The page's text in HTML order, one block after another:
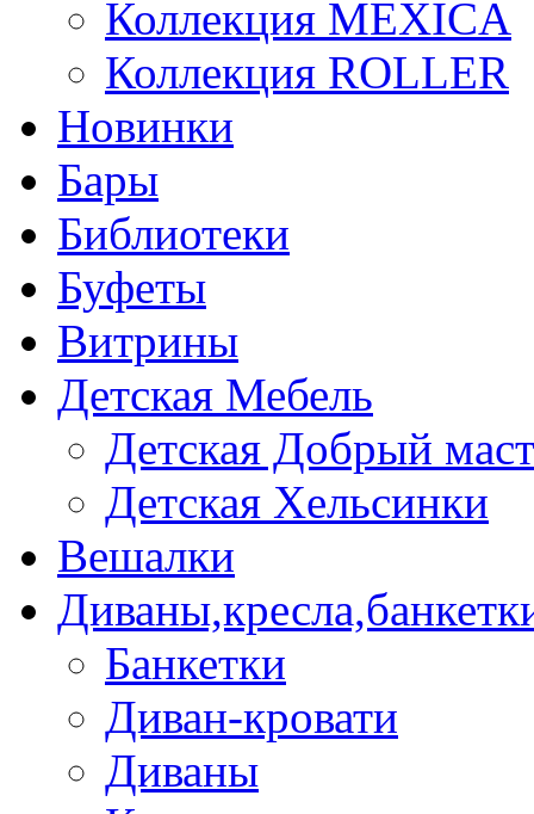
Коллекция MEXICA
Коллекция ROLLER
Новинки
Бары
Библиотеки
Буфеты
Витрины
Детская Мебель
Детская Добрый
Детская Хельсинки
Вешалки
Банкетки
Диван-кровати
Диваны